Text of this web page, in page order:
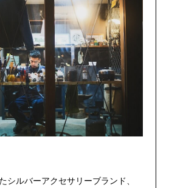
シルバーアクセサリーブランド、